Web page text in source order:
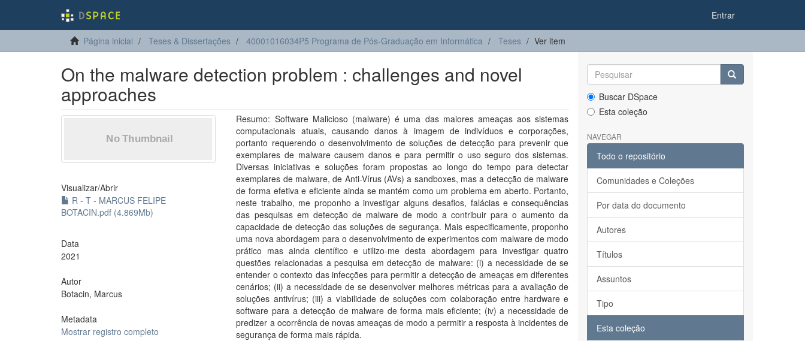
Entrar
Página inicial Teses & Dissertações 40001016034P5 Programa de Pós-Graduação em Informática Teses Ver item
On the malware detection problem : challenges and novel
approaches
Visualizar/Abrir
R - T - MARCUS FELIPE
BOTACIN.pdf (4.869Mb)
Data
2021
Autor
Botacin, Marcus
Metadata
Mostrar registro completo
Resumo: Software Malicioso (malware) é uma das maiores ameaças aos sistemas
computacionais atuais, causando danos à imagem de indivíduos e corporações,
portanto requerendo o desenvolvimento de soluções de detecção para prevenir que
exemplares de malware causem danos e para permitir o uso seguro dos sistemas.
Diversas iniciativas e soluções foram propostas ao longo do tempo para detectar
exemplares de malware, de Anti-Vírus (AVs) a sandboxes, mas a detecção de malware
de forma efetiva e eficiente ainda se mantém como um problema em aberto. Portanto,
neste trabalho, me proponho a investigar alguns desafios, falácias e consequências
das pesquisas em detecção de malware de modo a contribuir para o aumento da
capacidade de detecção das soluções de segurança. Mais especificamente, proponho
uma nova abordagem para o desenvolvimento de experimentos com malware de modo
prático mas ainda científico e utilizo-me desta abordagem para investigar quatro
questões relacionadas a pesquisa em detecção de malware: (i) a necessidade de se
entender o contexto das infecções para permitir a detecção de ameaças em diferentes
cenários; (ii) a necessidade de se desenvolver melhores métricas para a avaliação de
soluções antivírus; (iii) a viabilidade de soluções com colaboração entre hardware e
software para a detecção de malware de forma mais eficiente; (iv) a necessidade de
predizer a ocorrência de novas ameaças de modo a permitir a resposta à incidentes de
segurança de forma mais rápida.
Buscar DSpace
Esta coleção
NAVEGAR
Todo o repositório
Comunidades e Coleções
Por data do documento
Autores
Títulos
Assuntos
Tipo
Esta coleção